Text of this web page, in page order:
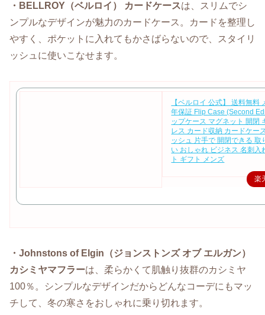
・BELLROY（ベルロイ） カードケースは、スリムでシ
ンプルなデザインが魅力のカードケース。カードを整理し
やすく、ポケットに入れてもかさばらないので、スタイリ
ッシュに使いこなせます。
【ベルロイ 公式】 送料無料
年保証 Flip Case (Second
ップケース マグネット 開閉
レス カード収納 カードケー
ッシュ 片手で 開閉できる 取
い おしゃれ ビジネス 名刺入
ト ギフト メンズ
楽
・Johnstons of Elgin（ジョンストンズ オブ エルガン）
カシミヤマフラーは、柔らかくて肌触り抜群のカシミヤ
100％。シンプルなデザインだからどんなコーデにもマッ
チして、冬の寒さをおしゃれに乗り切れます。